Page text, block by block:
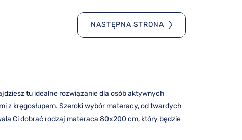
NASTĘPNA STRONA
tu idealne rozwiązanie dla osób aktywnych
z kręgosłupem. Szeroki wybór materacy, od twardych
Ci dobrać rodzaj materaca 80x200 cm, który będzie